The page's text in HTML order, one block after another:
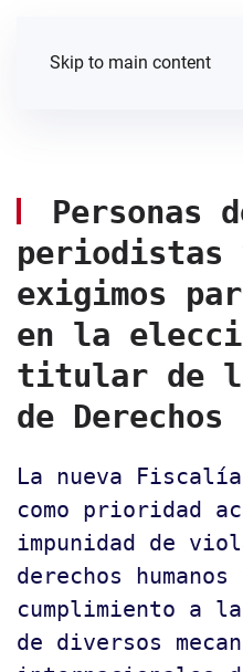
Skip to main content
Personas
periodistas
exigimos
en la
titular de
de Derechos
La nueva
como prioridad
impunidad de
derechos
cumplimiento a
de diversos